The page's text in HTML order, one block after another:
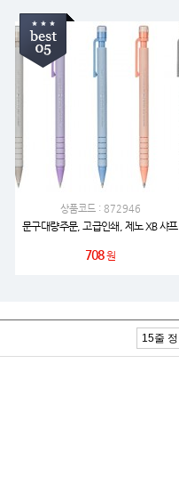
상품코드 : 872946
문구대량주문, 고급인쇄, 제노 XB 샤프
708원